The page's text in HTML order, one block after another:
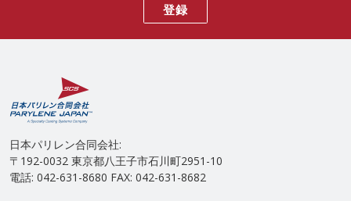
登録
日本パリレン合同会社:
〒192-0032 東京都八王子市石川町2951-10
電話: 042-631-8680 FAX: 042-631-8682